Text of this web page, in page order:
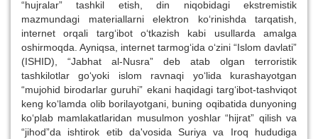
“hujralar” tashkil etish, din niqobidagi ekstremistik
mazmundagi materiallarni elektron ko‘rinishda tarqatish,
internet orqali targ‘ibot o‘tkazish kabi usullarda amalga
oshirmoqda. Ayniqsa, internet tarmog‘ida o‘zini “Islom davlati”
(ISHID), “Jabhat al-Nusra” deb atab olgan terroristik
tashkilotlar go‘yoki islom ravnaqi yo‘lida kurashayotgan
“mujohid birodarlar guruhi” ekani haqidagi targ‘ibot-tashviqot
keng ko‘lamda olib borilayotgani, buning oqibatida dunyoning
ko‘plab mamlakatlaridan musulmon yoshlar “hijrat” qilish va
“jihod”da ishtirok etib da'vosida Suriya va Iroq hududiga